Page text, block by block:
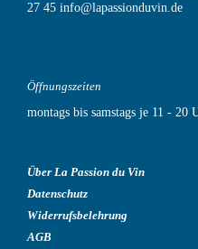
27 45 info@lapassionduvin.de
Öffnungszeiten
montags bis samstags je 11 - 20
Über La Passion du Vin
Datenschutz
Widerrufsbelehrung
AGB